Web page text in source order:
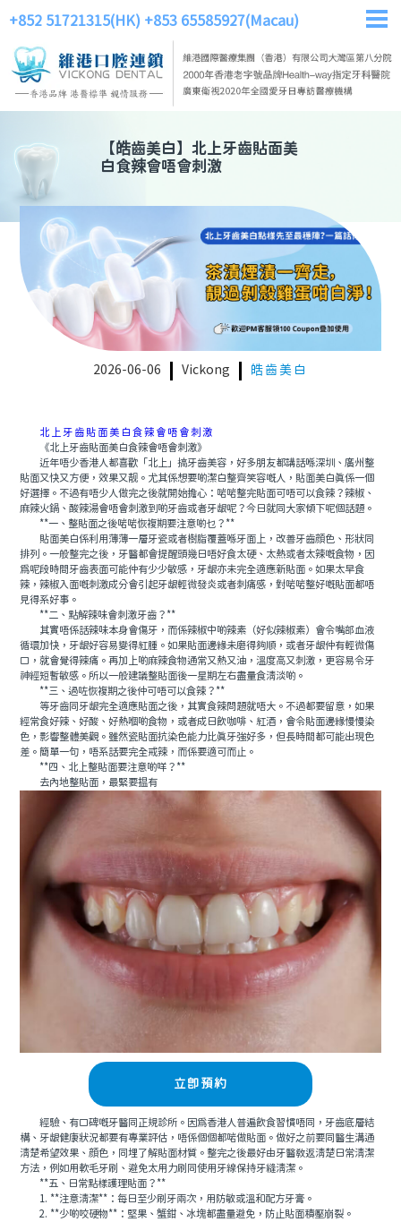
+852 51721315(HK) +853 65585927(Macau)
【皓齒美白】 北上牙齒貼面美
白食辣會唔會刺激
2026-06-06 Vickong 皓齒美白
北上牙齒貼面美白食辣會唔會刺激
《北上牙齒貼面美白食辣會唔會刺激》
近年唔少香港人都喜歡「北上」搞牙齒美容，好多朋友都講話喺深圳、廣州整
貼面又快又方便，效果又靓。尤其係想要啲潔白整齊笑容嘅人，貼面美白真係一個
好選擇。不過有唔少人做完之後就開始擔心：啱啱整完貼面可唔可以食辣？辣椒、
麻辣火鍋、酸辣湯會唔會刺激到啲牙齒或者牙龈呢？今日就同大家傾下呢個話題。
**一、整貼面之後啱啱恢複期要注意啲乜？**
貼面美白係利用薄薄一層牙瓷或者樹脂覆蓋喺牙面上，改善牙齒顔色、形狀同
排列。一般整完之後，牙醫都會提醒頭幾日唔好食太硬、太熱或者太辣嘅食物，因
爲呢段時間牙齒表面可能仲有少少敏感，牙龈亦未完全適應新貼面。如果太早食
辣，辣椒入面嘅刺激成分會引起牙龈輕微發炎或者刺痛感，對啱啱整好嘅貼面都唔
見得系好事。
**二、點解辣味會刺激牙齒？**
其實唔係話辣味本身會傷牙，而係辣椒中啲辣素（好似辣椒素）會令嘴部血液
循環加快，牙龈好容易變得紅腫。如果貼面邊緣未磨得夠順，或者牙龈仲有輕微傷
口，就會覺得辣痛。再加上啲麻辣食物通常又熱又油，溫度高又刺激，更容易令牙
神經短暫敏感。所以一般建議整貼面後一星期左右盡量食清淡啲。
**三、過咗恢複期之後仲可唔可以食辣？**
等牙齒同牙龈完全適應貼面之後，其實食辣問題就唔大。不過都要留意，如果
經常食好辣、好酸、好熱嗰啲食物，或者成日飲咖啡、紅酒，會令貼面邊緣慢慢染
色，影響整體美觀。雖然瓷貼面抗染色能力比真牙強好多，但長時間都可能出現色
差。簡單一句，唔系話要完全戒辣，而係要適可而止。
**四、北上整貼面要注意啲咩？**
去內地整貼面，最緊要揾有
立即預約
經驗、有口碑嘅牙醫同正規診所。因爲香港人普遍飲食習慣唔同，牙齒底層結
構、牙龈健康狀況都要有專業評估，唔係個個都啱做貼面。做好之前要同醫生溝通
清楚希望效果、顔色，同埋了解貼面材質。整完之後最好由牙醫教返清楚日常清潔
方法，例如用軟毛牙刷、避免太用力刷同使用牙線保持牙縫清潔。
**五、日常點樣護理貼面？**
1. **注意清潔**：每日至少刷牙兩次，用防敏或溫和配方牙膏。
2. **少啲咬硬物**：堅果、蟹鉗、冰塊都盡量避免，防止貼面積壓崩裂。